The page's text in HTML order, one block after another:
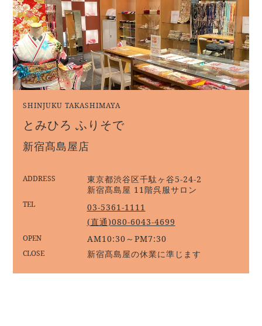
SHINJUKU TAKASHIMAYA
とみひろ ふりそで
新宿髙島屋店
ADDRESS
東京都渋谷区千駄ヶ谷5-24-2
新宿髙島屋 11階呉服サロン
TEL
03-5361-1111
(直通)080-6043-4699
OPEN AM10:30～PM7:30
CLOSE 新宿髙島屋の休業に準じます